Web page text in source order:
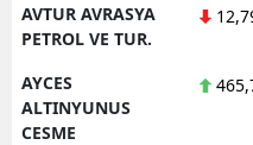
AVTUR AVRASYA
PETROL VE TUR.
AYCES
ALTINYUNUS
CESME